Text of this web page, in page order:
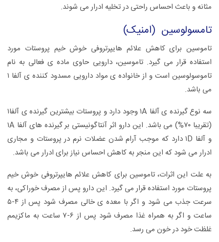
مثانه و باعث احساس راحتی در تخلیه ادرار می شوند.
تامسولوسین (امنیک)
تاموسین برای کاهش علائم هایپرتروفی خوش خیم پروستات مورد
استفاده قرار می گیرد. تاموسین، دارویی حاوی ماده ی فعالی به نام
تاموسولوسین است و از خانواده ی مواد دارویی مسدود کننده ی آلفا ۱
می باشد.
سه نوع گیرنده ی آلفا ۱A وجود دارد و پروستات بیشترین گیرنده ی آلفا۱
(تقریبا ۷۰%) می باشد. این دارو اثر آنتاگونیستی بر گیرنده های آلفا ۱A
و آلفا ۱D دارد که موجب آرام شدن عضلات نرم در پروستات و مجاری
ادرار می شود که این منجر به کاهش احساس نیاز برای ادرار می باشد.
به علت این اثرات، تاموسین برای کاهش علائم هایپرتروفی خوش خیم
پروستات مورد استفاده قرار می گیرد. این دارو پس از مصرف خوراکی، به
سرعت جذب می شود و اگر با معده ی خالی مصرف شود پس از ۴-۵
ساعت و اگر به همراه غذا مصرف شود پس از ۶-۷ ساعت به ماکزیمم
غلظت خود در خون می رسد.